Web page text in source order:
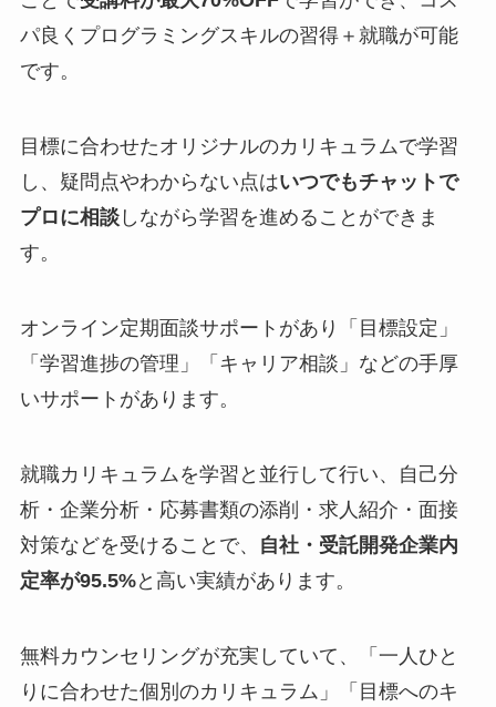
パ良くプログラミングスキルの習得＋就職が可能
です。
目標に合わせたオリジナルのカリキュラムで学習
し、疑問点やわからない点はいつでもチャットで
プロに相談しながら学習を進めることができま
す。
オンライン定期面談サポートがあり「目標設定」
「学習進捗の管理」「キャリア相談」などの手厚
いサポートがあります。
就職カリキュラムを学習と並行して行い、自己分
析・企業分析・応募書類の添削・求人紹介・面接
対策などを受けることで、
自社・受託開発企業内
定率が95.5%と高い実績があります。
無料カウンセリングが充実していて、「一人ひと
りに合わせた個別のカリキュラム」「目標へのキ